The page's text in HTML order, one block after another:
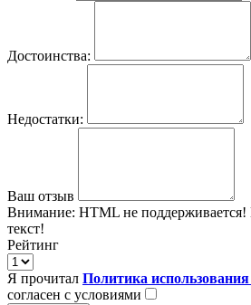
Достоинства:
Недостатки:
Ваш отзыв
Внимание: HTML не
текст!
Рейтинг
Я прочитал Политика
согласен с условиями